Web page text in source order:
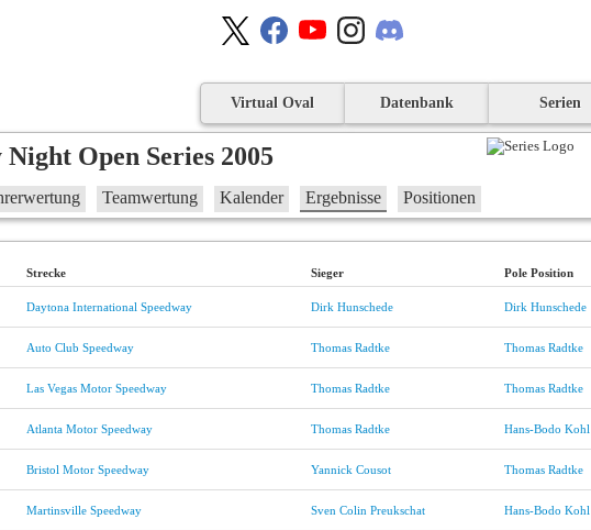
Virtual Oval Datenbank Serien
Open Series 2005
Teamwertung Kalender Ergebnisse Positionen
Strecke Sieger Pole Position
Daytona International Speedway Dirk Hunschede Dirk Hunschede
Auto Club Speedway Thomas Radtke Thomas Radtke
Las Vegas Motor Speedway Thomas Radtke Thomas Radtke
Atlanta Motor Speedway Thomas Radtke Hans-Bodo Kohl
Bristol Motor Speedway Yannick Cousot Thomas Radtke
Martinsville Speedway Sven Colin Preukschat Hans-Bodo Kohl